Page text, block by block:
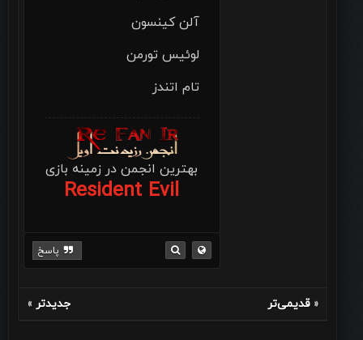
آلن کینسون
لوئیس تورمن
تام اتندز
بهترین انجمن در زمینه بازی
Resident Evil
پاسخ
«قدیمی‌تر جدیدتر »